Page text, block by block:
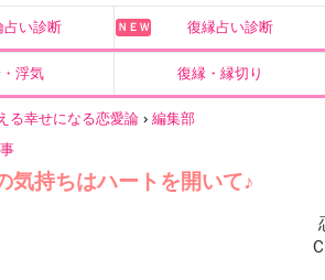
占い診断 ＮＥＷ 復縁占い診断
浮気 復縁・縁切り
る幸せになる恋愛論 ›編集部
気持ちはハートを開いて♪